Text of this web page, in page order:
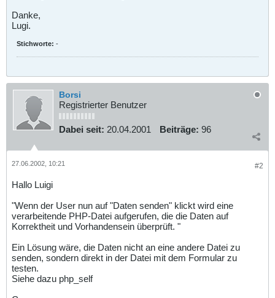
Danke,
Lugi.
Stichworte: -
Borsi
Registrierter Benutzer
Dabei seit: 20.04.2001 Beiträge: 96
#2
27.06.2002, 10:21
Hallo Luigi
"Wenn der User nun auf "Daten senden" klickt wird eine
verarbeitende PHP-Datei aufgerufen, die die Daten auf
Korrektheit und Vorhandensein überprüft. "
Ein Lösung wäre, die Daten nicht an eine andere Datei zu
senden, sondern direkt in der Datei mit dem Formular zu
testen.
Siehe dazu php_self